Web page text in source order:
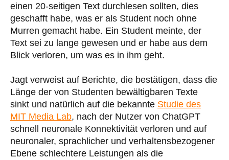
einen 20-seitigen Text durchlesen sollten, dies
geschafft habe, was er als Student noch ohne
Murren gemacht habe. Ein Student meinte, der
Text sei zu lange gewesen und er habe aus dem
Blick verloren, um was es in ihm geht.
Jagt verweist auf Berichte, die bestätigen, dass die
Länge der von Studenten bewältigbaren Texte
sinkt und natürlich auf die bekannte Studie des
MIT Media Lab, nach der Nutzer von ChatGPT
schnell neuronale Konnektivität verloren und auf
neuronaler, sprachlicher und verhaltensbezogener
Ebene schlechtere Leistungen als die